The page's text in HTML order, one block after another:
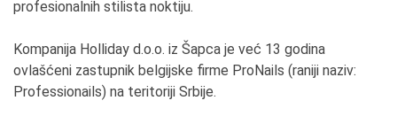
profesionalnih stilista noktiju.
Kompanija Holliday d.o.o. iz Šapca je već 13 godina
ovlašćeni zastupnik belgijske firme ProNails (raniji naziv:
Professionails) na teritoriji Srbije.